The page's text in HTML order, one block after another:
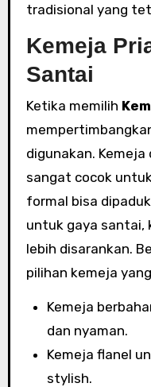
tradisional yang
Kemeja
Santai
Ketika memilih
digunakan.
sangat cocok
formal bisa
untuk gaya santai,
lebih disarankan.
pilihan kemeja
Kemeja
dan nyaman.
Kemeja flanel
stylish.